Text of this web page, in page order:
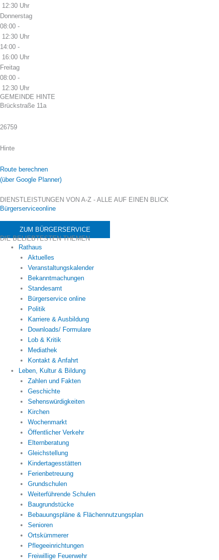
12:30 Uhr
Donnerstag
08:00 -
12:30 Uhr
14:00 -
16:00 Uhr
Freitag
08:00 -
12:30 Uhr
GEMEINDE HINTE
Brückstraße 11a
26759
Hinte
Route berechnen
(über Google Planner)
DIENSTLEISTUNGEN VON A-Z - ALLE AUF EINEN BLICK
Bürgerserviceonline
ZUM BÜRGERSERVICE
DIE BELIEBTESTEN THEMEN
Rathaus
Aktuelles
Veranstaltungskalender
Bekanntmachungen
Standesamt
Bürgerservice online
Politik
Karriere & Ausbildung
Downloads/ Formulare
Lob & Kritik
Mediathek
Kontakt & Anfahrt
Leben, Kultur & Bildung
Zahlen und Fakten
Geschichte
Sehenswürdigkeiten
Kirchen
Wochenmarkt
Öffentlicher Verkehr
Elternberatung
Gleichstellung
Kindertagesstätten
Ferienbetreuung
Grundschulen
Weiterführende Schulen
Baugrundstücke
Bebauungspläne & Flächennutzungsplan
Senioren
Ortskümmerer
Pflegeeinrichtungen
Freiwillige Feuerwehr